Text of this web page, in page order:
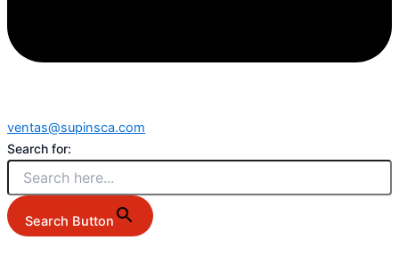
ventas@supinsca.com
Search for:
Search Button